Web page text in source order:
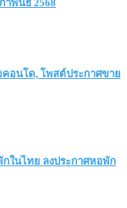
าพันธ์ 2568
คอนโด, โพสต์ประกาศขาย
กในไทย ลงประกาศหอพัก